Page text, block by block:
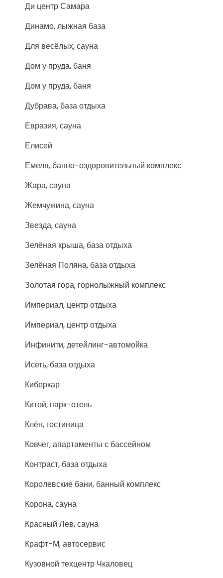
Ди центр Самара
Динамо, лыжная база
Для весёлых, сауна
Дом у пруда, баня
Дом у пруда, баня
Дубрава, база отдыха
Евразия, сауна
Елисей
Емеля, банно-оздоровительный комплекс
Жара, сауна
Жемчужина, сауна
Звезда, сауна
Зелёная крыша, база отдыха
Зелёная Поляна, база отдыха
Золотая гора, горнолыжный комплекс
Империал, центр отдыха
Империал, центр отдыха
Инфинити, детейлинг-автомойка
Исеть, база отдыха
Киберкар
Китой, парк-отель
Клён, гостиница
Ковчег, апартаменты с бассейном
Контраст, база отдыха
Королевские бани, банный комплекс
Корона, сауна
Красный Лев, сауна
Крафт-М, автосервис
Кузовной техцентр Чкаловец